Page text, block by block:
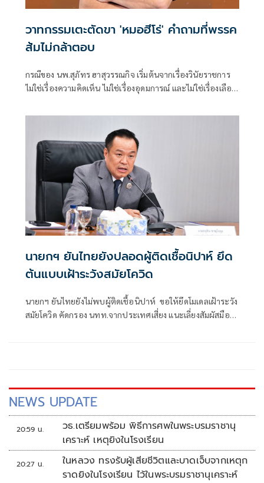
วาทกรรมเตะตัดขา 'หมอฮีโร่' คำถามที่พรรค
ส้มไม่กล้าตอบ
กรณีของ นพ.สุภัทร ฮาสุวรรณกิจ เริ่มต้นจากเรื่องวินัยราชการ
ไม่ใช่เรื่องความคิดเห็น ไม่ใช่เรื่องอุดมการณ์ และไม่ใช่เรื่องเลือก
นายกฯ ยันไทยยังปลอดผู้ติดเชื้อนิปาห์ ยึด
ต้นแบบเฝ้าระวังสมัยโควิด
นายกฯ ยันไทยยังไม่พบผู้ติดเชื้อนิปาห์ ขอให้ยึดโมเดลเฝ้าระวัง
สมัยโควิด คัดกรอง นทท.จากประเทศเสี่ยง แนะเลี่ยงสัมผัสมือ
NEWS UPDATE
20:59 น.
วธ.เตรียมพร้อม พิธีการศพในพระบรมราชานุ
เคราะห์ เหตุยิงในโรงเรียน
20:27 น.
ในหลวง ทรงรับผู้เสียชีวิตและบาดเจ็บจากเหตุก
ราดยิงในโรงเรียน ไว้ในพระบรมราชานุเคราะห์